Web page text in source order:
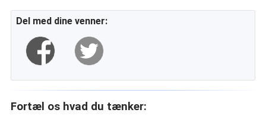
Del med dine venner:
Fortæl os hvad du tænker: